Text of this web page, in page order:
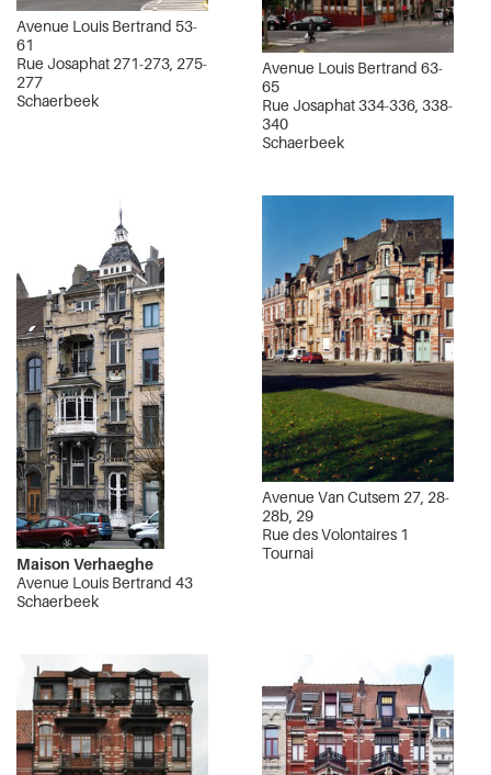
Avenue Louis Bertrand 53-
61
Rue Josaphat 271-273, 275-
277
Schaerbeek
Avenue Louis Bertrand 63-
65
Rue Josaphat 334-336, 338-
340
Schaerbeek
Maison Verhaeghe
Avenue Louis Bertrand 43
Schaerbeek
Avenue Van Cutsem 27, 28-
28b, 29
Rue des Volontaires 1
Tournai